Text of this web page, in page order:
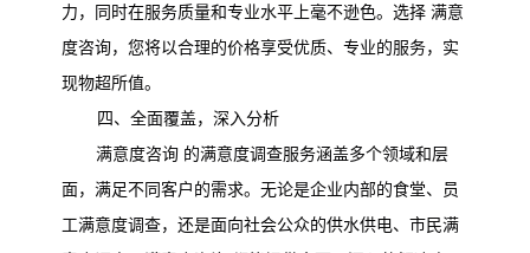
力，同时在服务质量和专业水平上毫不逊色。选择 满意
度咨询，您将以合理的价格享受优质、专业的服务，实
现物超所值。
四、全面覆盖，深入分析
满意度咨询 的满意度调查服务涵盖多个领域和层
面，满足不同客户的需求。无论是企业内部的食堂、员
工满意度调查，还是面向社会公众的供水供电、市民满